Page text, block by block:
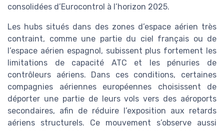
consolidées d’Eurocontrol à l’horizon 2025.
Les hubs situés dans des zones d’espace aérien très
contraint, comme une partie du ciel français ou de
l’espace aérien espagnol, subissent plus fortement les
limitations de capacité ATC et les pénuries de
contrôleurs aériens. Dans ces conditions, certaines
compagnies aériennes européennes choisissent de
déporter une partie de leurs vols vers des aéroports
secondaires, afin de réduire l’exposition aux retards
aériens structurels. Ce mouvement s’observe aussi